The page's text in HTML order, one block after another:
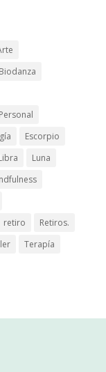
Biodanza
Escorpio
Luna
retiro
Retiros.
Terapía